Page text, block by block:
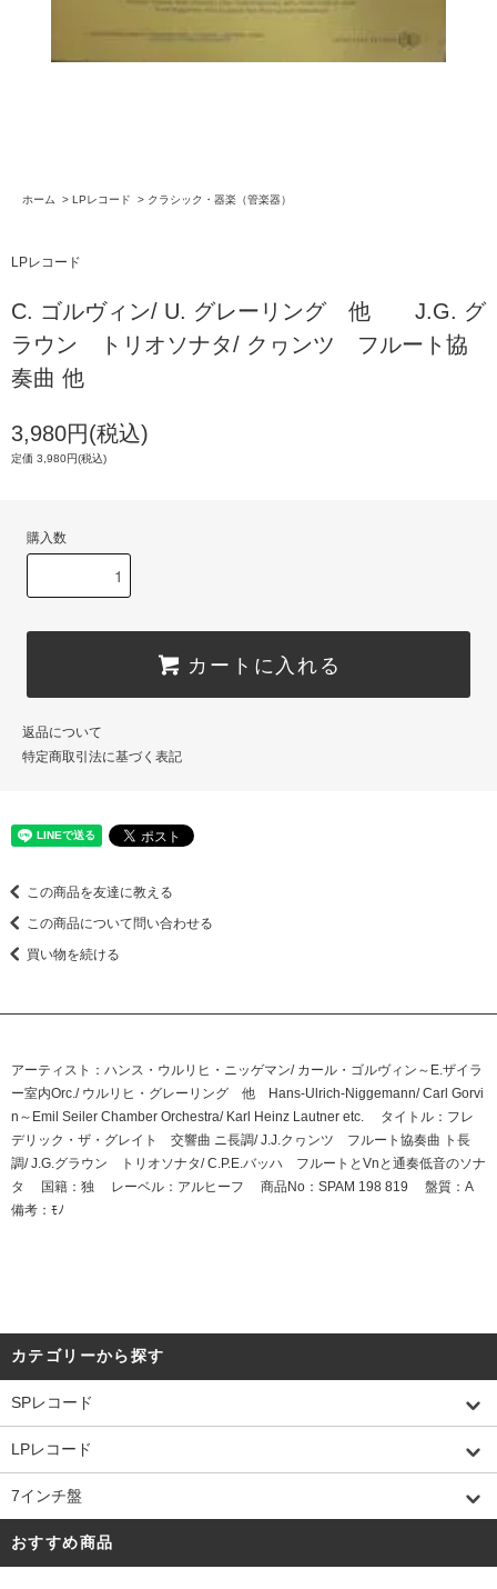
ホーム > LPレコード > クラシック・器楽（管楽器）
LPレコード
C. ゴルヴィン/ U. グレーリング 他 J.G. グ
ラウン トリオソナタ/ クヮンツ フルート協
奏曲 他
3,980円(税込)
定価 3,980円(税込)
購入数
カートに入れる
返品について
特定商取引法に基づく表記
この商品を友達に教える
この商品について問い合わせる
買い物を続ける
アーティスト：ハンス・ウルリヒ・ニッゲマン/ カール・ゴルヴィン～E.ザイラ
ー室内Orc./ ウルリヒ・グレーリング 他 Hans-Ulrich-Niggemann/ Carl Gorvi
n～Emil Seiler Chamber Orchestra/ Karl Heinz Lautner etc. タイトル：フレ
デリック・ザ・グレイト 交響曲 ニ長調/ J.J.クヮンツ フルート協奏曲 ト長
調/ J.G.グラウン トリオソナタ/ C.P.E.バッハ フルートとVnと通奏低音のソナ
タ 国籍：独 レーベル：アルヒーフ 商品No：SPAM 198 819 盤質：A
備考：ﾓﾉ
カテゴリーから探す
SPレコード
LPレコード
7インチ盤
おすすめ商品